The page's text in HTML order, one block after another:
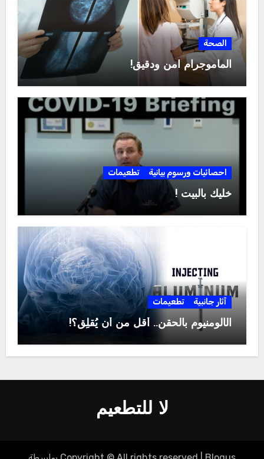
الصحة
الماموجرام آمن ودقيق!
احصائيات ورسوم بيانية تطعيمات
خليك بالبيت !
آثار جانبية تطعيمات
الألومنيوم بالحقن.. أقل من أن يُقلِق؟!
لا للتطعيم